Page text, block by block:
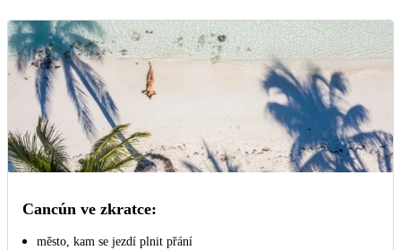
Cancún ve zkratce:
město, kam se jezdí plnit přání